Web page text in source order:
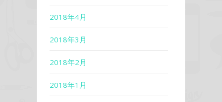
2018年4月
2018年3月
2018年2月
2018年1月